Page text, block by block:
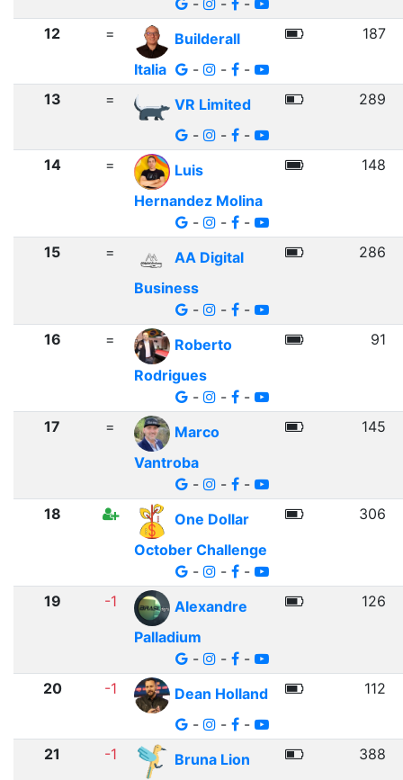
- -
-
12
=
Builderall
Italia
- - -
187
13 =
VR Limited
-
- -
289
14 =
Luis
Hernandez Molina
-
- -
148
15 =
AA Digital
Business
-
- -
286
16 =
Roberto
Rodrigues
-
- -
91
17 =
Marco
Vantroba
-
- -
145
18
One Dollar
October Challenge
-
- -
306
19 -1
Alexandre
Palladium
-
- -
126
20 -1
Dean Holland
-
- -
112
21 -1
Bruna Lion
388